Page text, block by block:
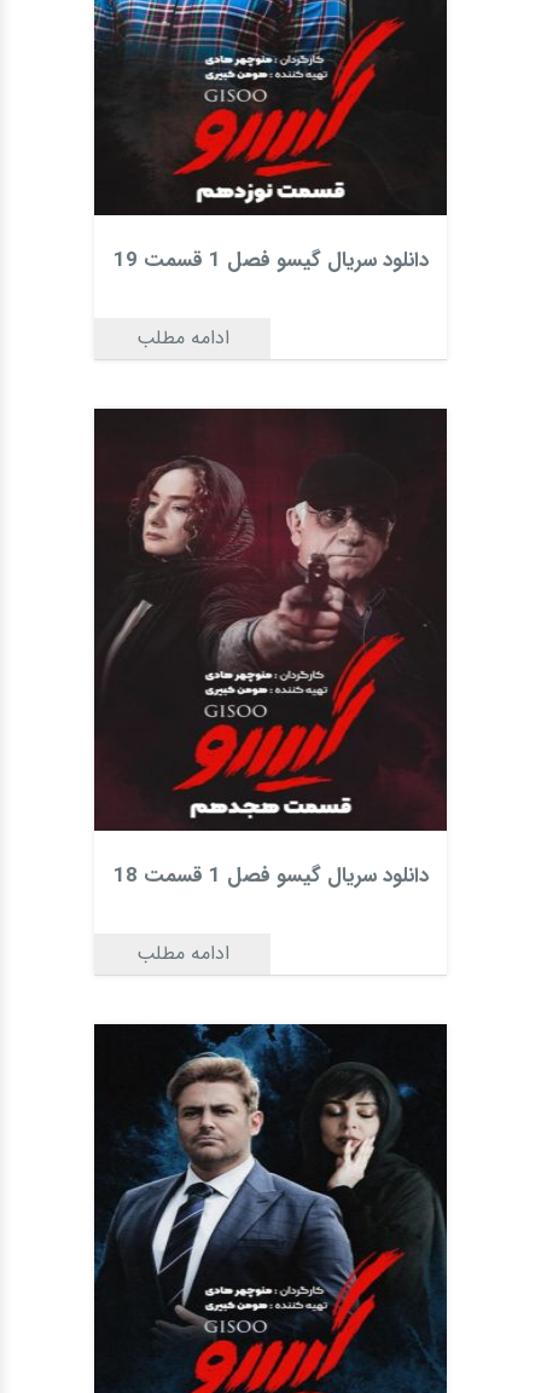
دانلود سریال گیسو فصل 1 قسمت 19
ادامه مطلب
دانلود سریال گیسو فصل 1 قسمت 18
ادامه مطلب